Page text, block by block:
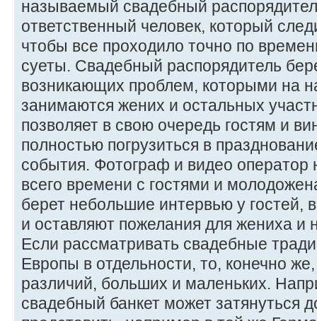
называемый свадебный
ответственный человек, который
чтобы все проходило точно по
суеты. Свадебный распорядитель
возникающих проблем, которыми на
занимаются жених и остальных
позволяет в свою очередь гостям и
полностью погрузиться в
события. Фотограф и видео оператор
всего времени с гостями и
берет небольшие интервью у гостей,
и оставляют пожелания для жениха и
Если рассматривать свадебные
Европы в отдельности, то, конечно
различий, больших и маленьких.
свадебный банкет может затянуться